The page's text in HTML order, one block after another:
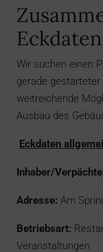
Eckdaten
Wir suchen einen
gerade gestarteter
weitreichende
Ausbau des
Eckdaten
Inhaber/
Adresse: Am
Betriebsart:
Veranstaltungen